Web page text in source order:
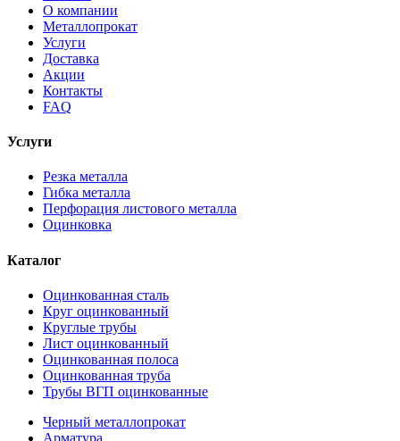
О компании
Металлопрокат
Услуги
Доставка
Акции
Контакты
FAQ
Услуги
Резка металла
Гибка металла
Перфорация листового металла
Оцинковка
Каталог
Оцинкованная сталь
Круг оцинкованный
Круглые трубы
Лист оцинкованный
Оцинкованная полоса
Оцинкованная труба
Трубы ВГП оцинкованные
Черный металлопрокат
Арматура